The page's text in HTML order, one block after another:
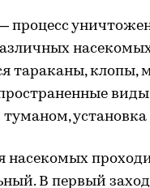
процесс
тараканы, клопы,
установка
насекомых
В первый